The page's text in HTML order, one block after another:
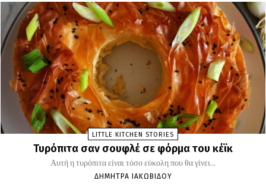
LITTLE KITCHEN STORIES
Τυρόπιτα σαν σουφλέ σε φόρμα του κέϊκ
Αυτή η τυρόπιτα είναι τόσο εύκολη που θα γίνει...
ΔΉΜΗΤΡΑ ΙΑΚΩΒΊΔΟΥ